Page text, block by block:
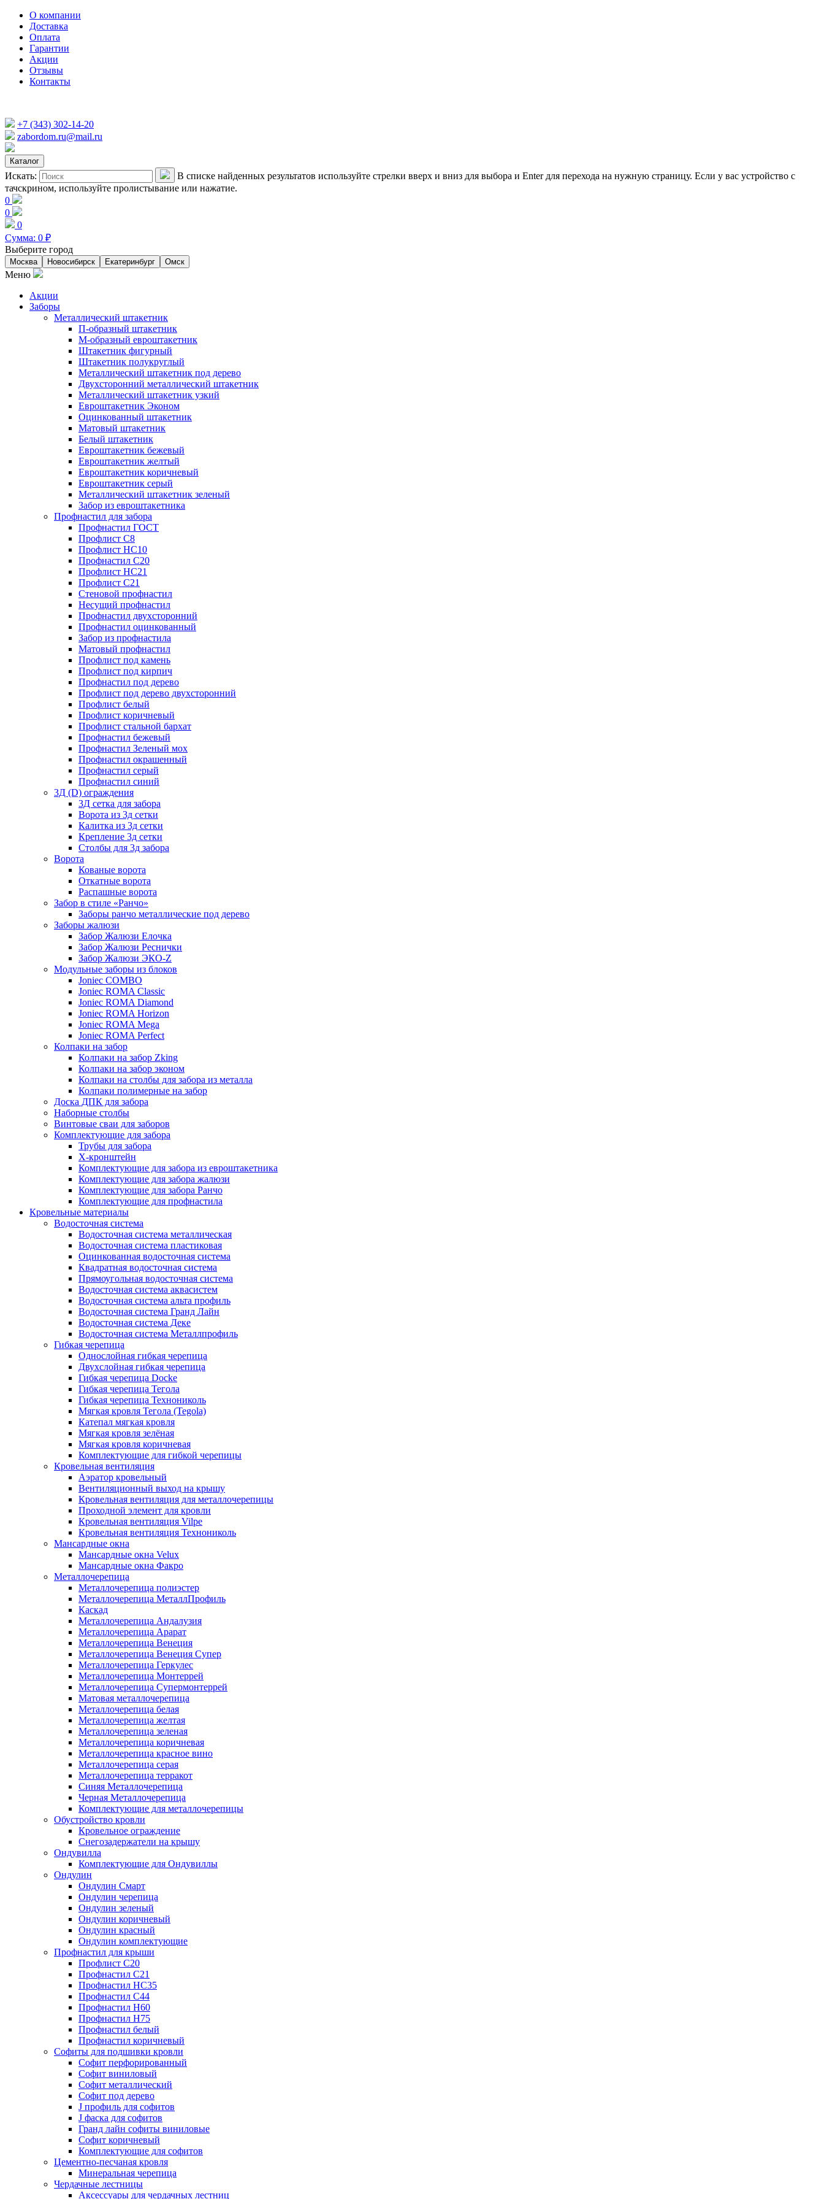
О компании
Доставка
Оплата
Гарантии
Акции
Отзывы
Контакты
+7 (343) 302-14-20
zabordom.ru@mail.ru
Каталог
Искать:
В списке найденных результатов используйте стрелки вверх и вниз для выбора и Enter для перехода на нужную страницу. Если у вас устройство с
тачскрином, используйте пролистывание или нажатие.
0
0
0
Сумма: 0 ₽
Выберите город
Москва Новосибирск Екатеринбург Омск
Меню
Акции
Заборы
Металлический штакетник
П-образный штакетник
М-образный евроштакетник
Штакетник фигурный
Штакетник полукруглый
Металлический штакетник под дерево
Двухсторонний металлический штакетник
Металлический штакетник узкий
Евроштакетник Эконом
Оцинкованный штакетник
Матовый штакетник
Белый штакетник
Евроштакетник бежевый
Евроштакетник желтый
Евроштакетник коричневый
Евроштакетник серый
Металлический штакетник зеленый
Забор из евроштакетника
Профнастил для забора
Профнастил ГОСТ
Профлист С8
Профлист НС10
Профнастил С20
Профлист НС21
Профлист С21
Стеновой профнастил
Несущий профнастил
Профнастил двухсторонний
Профнастил оцинкованный
Забор из профнастила
Матовый профнастил
Профлист под камень
Профлист под кирпич
Профнастил под дерево
Профлист под дерево двухсторонний
Профлист белый
Профлист коричневый
Профлист стальной бархат
Профнастил бежевый
Профнастил Зеленый мох
Профнастил окрашенный
Профнастил серый
Профнастил синий
3Д (D) ограждения
3Д сетка для забора
Ворота из 3д сетки
Калитка из 3д сетки
Крепление 3д сетки
Столбы для 3д забора
Ворота
Кованые ворота
Откатные ворота
Распашные ворота
Забор в стиле «Ранчо»
Заборы ранчо металлические под дерево
Заборы жалюзи
Забор Жалюзи Елочка
Забор Жалюзи Реснички
Забор Жалюзи ЭКО-Z
Модульные заборы из блоков
Joniec COMBO
Joniec ROMA Classic
Joniec ROMA Diamond
Joniec ROMA Horizon
Joniec ROMA Mega
Joniec ROMA Perfect
Колпаки на забор
Колпаки на забор Zking
Колпаки на забор эконом
Колпаки на столбы для забора из металла
Колпаки полимерные на забор
Доска ДПК для забора
Наборные столбы
Винтовые сваи для заборов
Комплектующие для забора
Трубы для забора
Х-кронштейн
Комплектующие для забора из евроштакетника
Комплектующие для забора жалюзи
Комплектующие для забора Ранчо
Комплектующие для профнастила
Кровельные материалы
Водосточная система
Водосточная система металлическая
Водосточная система пластиковая
Оцинкованная водосточная система
Квадратная водосточная система
Прямоугольная водосточная система
Водосточная система аквасистем
Водосточная система альта профиль
Водосточная система Гранд Лайн
Водосточная система Деке
Водосточная система Металлпрофиль
Гибкая черепица
Однослойная гибкая черепица
Двухслойная гибкая черепица
Гибкая черепица Docke
Гибкая черепица Тегола
Гибкая черепица Технониколь
Мягкая кровля Тегола (Tegola)
Катепал мягкая кровля
Мягкая кровля зелёная
Мягкая кровля коричневая
Комплектующие для гибкой черепицы
Кровельная вентиляция
Аэратор кровельный
Вентиляционный выход на крышу
Кровельная вентиляция для металлочерепицы
Проходной элемент для кровли
Кровельная вентиляция Vilpe
Кровельная вентиляция Технониколь
Мансардные окна
Мансардные окна Velux
Мансардные окна Факро
Металлочерепица
Металлочерепица полиэстер
Металлочерепица МеталлПрофиль
Каскад
Металлочерепица Андалузия
Металлочерепица Арарат
Металлочерепица Венеция
Металлочерепица Венеция Супер
Металлочерепица Геркулес
Металлочерепица Монтеррей
Металлочерепица Супермонтеррей
Матовая металлочерепица
Металлочерепица белая
Металлочерепица желтая
Металлочерепица зеленая
Металлочерепица коричневая
Металлочерепица красное вино
Металлочерепица серая
Металлочерепица терракот
Синяя Металлочерепица
Черная Металлочерепица
Комплектующие для металлочерепицы
Обустройство кровли
Кровельное ограждение
Снегозадержатели на крышу
Ондувилла
Комплектующие для Ондувиллы
Ондулин
Ондулин Смарт
Ондулин черепица
Ондулин зеленый
Ондулин коричневый
Ондулин красный
Ондулин комплектующие
Профнастил для крыши
Профлист С20
Профнастил С21
Профнастил НС35
Профнастил С44
Профнастил Н60
Профнастил Н75
Профнастил белый
Профнастил коричневый
Софиты для подшивки кровли
Cофит перфорированный
Софит виниловый
Софит металлический
Софит под дерево
J профиль для софитов
J фаска для софитов
Гранд лайн софиты виниловые
Софит коричневый
Комплектующие для софитов
Цементно-песчаная кровля
Минеральная черепица
Чердачные лестницы
Аксессуары для чердачных лестниц